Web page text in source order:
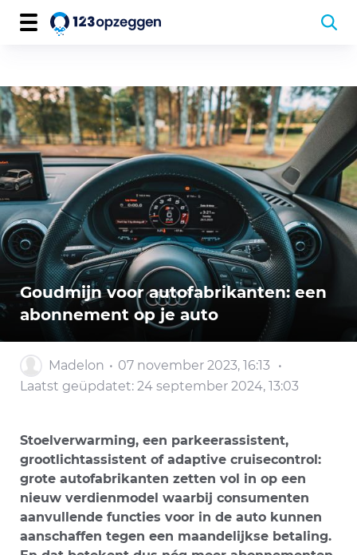
Goudmijn voor autofabrikanten: een
abonnement op je auto
Madelon
07 november 2023, 16:13
Laatst geüpdatet: 24 september 2024, 13:03
Stoelverwarming, een parkeerassistent,
grootlichtassistent of adaptive cruisecontrol:
grote autofabrikanten zetten vol in op een
nieuw verdienmodel waarbij consumenten
aanvullende functies voor in de auto kunnen
aanschaffen tegen een maandelijkse betaling.